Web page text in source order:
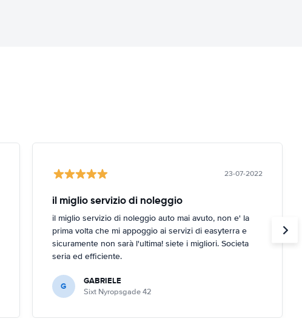
23-07-2022
il miglio servizio di noleggio
il miglio servizio di noleggio auto mai avuto, non e' la
prima volta che mi appoggio ai servizi di easyterra e
sicuramente non sarà l'ultima! siete i migliori. Societa
seria ed efficiente.
G GABRIELE
Sixt Nyropsgade 42